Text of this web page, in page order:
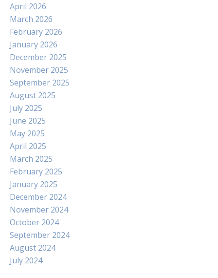
April 2026
March 2026
February 2026
January 2026
December 2025
November 2025
September 2025
August 2025
July 2025
June 2025
May 2025
April 2025
March 2025
February 2025
January 2025
December 2024
November 2024
October 2024
September 2024
August 2024
July 2024